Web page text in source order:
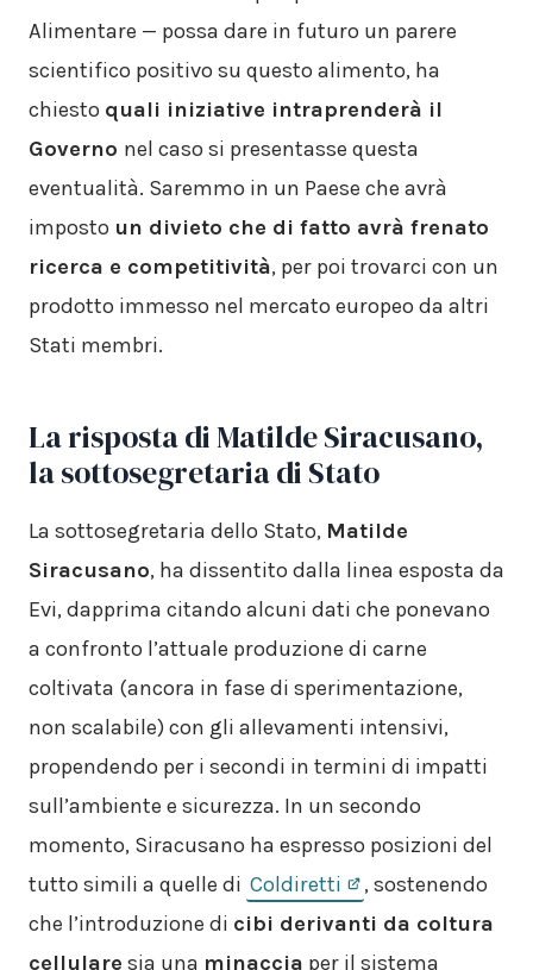
Alimentare — possa dare in futuro un parere
scientifico positivo su questo alimento, ha
chiesto quali iniziative intraprenderà il
Governo nel caso si presentasse questa
eventualità. Saremmo in un Paese che avrà
imposto un divieto che di fatto avrà frenato
ricerca e competitività, per poi trovarci con un
prodotto immesso nel mercato europeo da altri
Stati membri.
La risposta di Matilde Siracusano,
la sottosegretaria di Stato
La sottosegretaria dello Stato, Matilde
Siracusano, ha dissentito dalla linea esposta da
Evi, dapprima citando alcuni dati che ponevano
a confronto l’attuale produzione di carne
coltivata (ancora in fase di sperimentazione,
non scalabile) con gli allevamenti intensivi,
propendendo per i secondi in termini di impatti
sull’ambiente e sicurezza. In un secondo
momento, Siracusano ha espresso posizioni del
tutto simili a quelle di Coldiretti
, sostenendo
che l’introduzione di cibi derivanti da coltura
cellulare sia una minaccia per il sistema